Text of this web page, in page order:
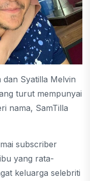
Syatilla Melvin
turut mempunyai
nama, SamTilla
subscriber
yang rata-
keluarga selebriti